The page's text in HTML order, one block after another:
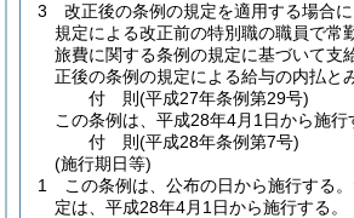
3
改正後の条例の規定を適用する場合
規定による改正前の特別職の職員で常
旅費に関する条例の規定に基づいて支
正後の条例の規定による給与の内払と
付 則(平成27年条例第29号)
この条例は、平成28年4月1日から施行
付 則(平成28年条例第7号)
(施行期日等)
1
この条例は、公布の日から施行する。
定は、平成28年4月1日から施行する。